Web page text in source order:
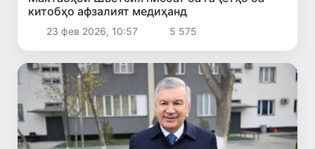
китобҳо афзалият медиҳанд
23 фев 2026, 10:57 5 575